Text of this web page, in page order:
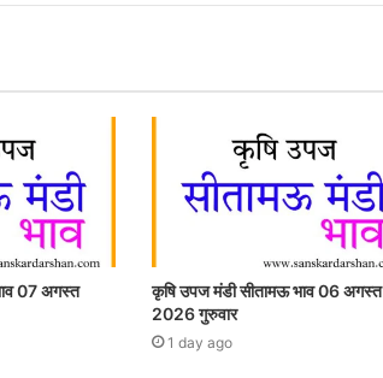
07 अगस्त
कृषि उपज मंडी सीतामऊ भाव 06 अगस्त
2026 गुरुवार
1 day ago